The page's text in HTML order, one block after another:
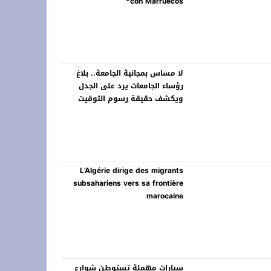
لا مساس بمجانية الجامعة.. بلاغ
رؤساء الجامعات يرد على الجدل
ويكشف حقيقة رسوم التوقيت
L’Algérie dirige des migrants
subsahariens vers sa frontière
marocaine
سيارات مهملة تستوطن شوارع